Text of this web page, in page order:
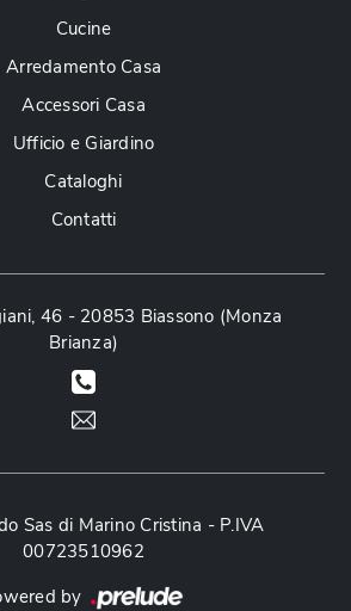
Cucine
Arredamento Casa
Accessori Casa
Ufficio e Giardino
Cataloghi
Contatti
46 - 20853 Biassono (Monza
Brianza)
Sas di Marino Cristina - P.IVA
00723510962
by